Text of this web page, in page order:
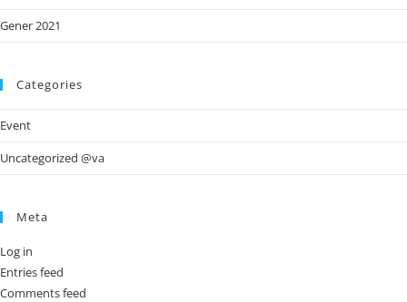
Gener 2021
Categories
Event
Uncategorized @va
Meta
Log in
Entries feed
Comments feed